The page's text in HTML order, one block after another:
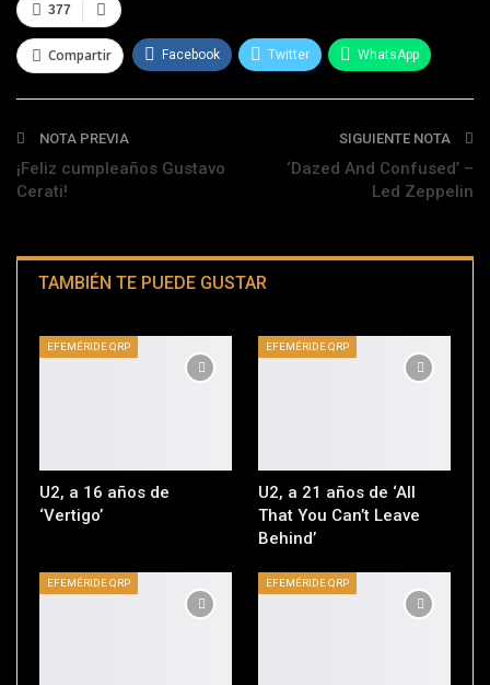
377
Compartir Facebook Twitter WhatsApp
Telegram
NOTA PREVIA
¡Feliz cumpleaños Gustavo
Cerati!
SIGUIENTE NOTA
‘Dazed And Confused’ –
Led Zeppelin
TAMBIÉN TE PUEDE GUSTAR
EFEMÉRIDE QRP
U2, a 16 años de
‘Vertigo’
EFEMÉRIDE QRP
U2, a 21 años de ‘All
That You Can’t Leave
Behind’
EFEMÉRIDE QRP EFEMÉRIDE QRP